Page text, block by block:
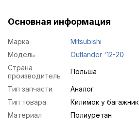
Основная информация
Марка
Mitsubishi
Модель
Outlander '12-20
Страна
производитель
Польша
Тип запчасти
Аналог
Тип товара
Килимок у багажник
Материал
Полиуретан